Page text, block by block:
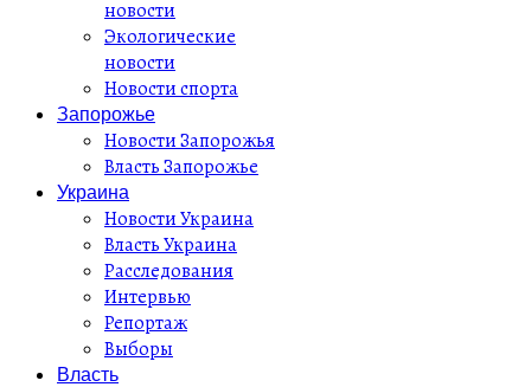
новости
Экологические
новости
Новости спорта
Запорожье
Новости Запорожья
Власть Запорожье
Украина
Новости Украина
Власть Украина
Расследования
Интервью
Репортаж
Выборы
Власть